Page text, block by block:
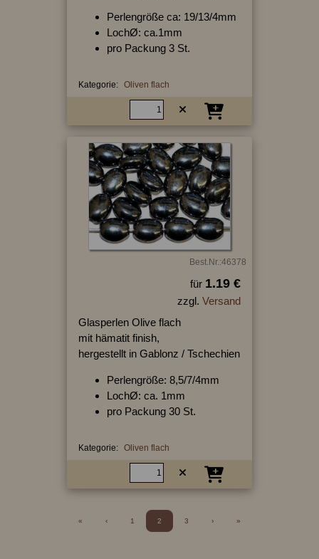
Perlengröße ca: 19/13/4mm
LochØ: ca.1mm
pro Packung 3 St.
Kategorie: Oliven flach
Best.Nr.:46378
für 1.19 €
zzgl. Versand
Glasperlen Olive flach
mit hämatit finish,
hergestellt in Gablonz / Tschechien
Perlengröße: 8,5/7/4mm
LochØ: ca. 1mm
pro Packung 30 St.
Kategorie: Oliven flach
« ‹ 1 2 3 › »